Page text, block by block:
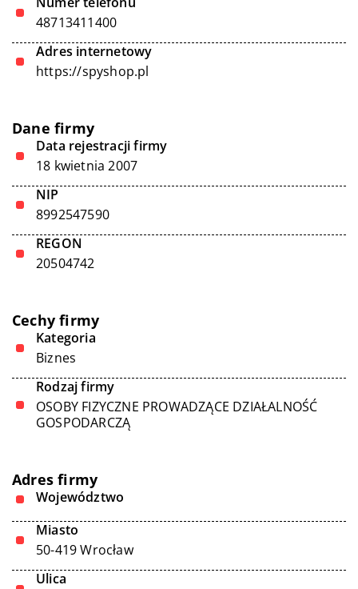
48713411400
Adres internetowy
https://spyshop.pl
Dane firmy
Data rejestracji firmy
18 kwietnia 2007
NIP
8992547590
REGON
20504742
Cechy firmy
Kategoria
Biznes
Rodzaj firmy
OSOBY FIZYCZNE PROWADZĄCE DZIAŁALNOŚĆ
GOSPODARCZĄ
Adres firmy
Województwo
Miasto
50-419 Wrocław
Ulica